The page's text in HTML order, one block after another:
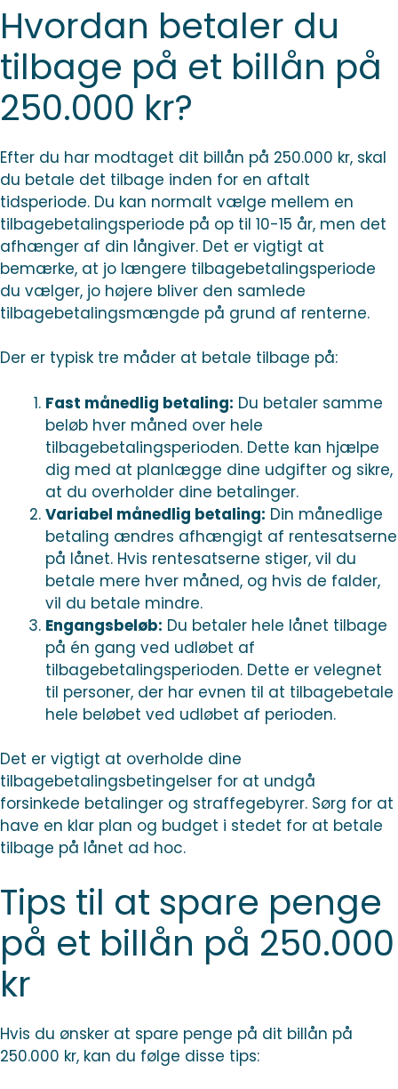
Hvordan betaler du
tilbage på et billån på
250.000 kr?
Efter du har modtaget dit billån på 250.000 kr, skal
du betale det tilbage inden for en aftalt
tidsperiode. Du kan normalt vælge mellem en
tilbagebetalingsperiode på op til 10-15 år, men det
afhænger af din långiver. Det er vigtigt at
bemærke, at jo længere tilbagebetalingsperiode
du vælger, jo højere bliver den samlede
tilbagebetalingsmængde på grund af renterne.
Der er typisk tre måder at betale tilbage på:
Fast månedlig betaling: Du betaler samme
beløb hver måned over hele
tilbagebetalingsperioden. Dette kan hjælpe
dig med at planlægge dine udgifter og sikre,
at du overholder dine betalinger.
Variabel månedlig betaling: Din månedlige
betaling ændres afhængigt af rentesatserne
på lånet. Hvis rentesatserne stiger, vil du
betale mere hver måned, og hvis de falder,
vil du betale mindre.
Engangsbeløb: Du betaler hele lånet tilbage
på én gang ved udløbet af
tilbagebetalingsperioden. Dette er velegnet
til personer, der har evnen til at tilbagebetale
hele beløbet ved udløbet af perioden.
Det er vigtigt at overholde dine
tilbagebetalingsbetingelser for at undgå
forsinkede betalinger og straffegebyrer. Sørg for at
have en klar plan og budget i stedet for at betale
tilbage på lånet ad hoc.
Tips til at spare penge
på et billån på 250.000
kr
Hvis du ønsker at spare penge på dit billån på
250.000 kr, kan du følge disse tips: